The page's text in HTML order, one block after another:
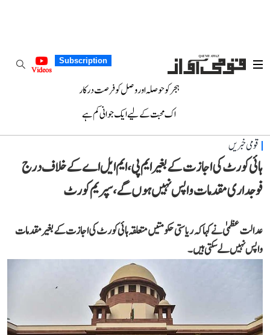
Subscription
Videos
ہجر کو حوصلہ اور وصل کو فرصت درکار
اک محبت کے لیے ایک جوانی کم ہے
قومی خبریں
ہائی کورٹ کی اجازت کے بغیر ایم پی، ایم ایل اے کے خلاف درج
فوجداری مقدمات واپس نہیں ہوں گے، سپریم کورٹ
عدالت عظمیٰ نے کہا کہ ریاستی حکومتیں متعلقہ ہائی کورٹ کی اجازت کے بغیر مقدمات
واپس نہیں لے سکتی ہیں۔